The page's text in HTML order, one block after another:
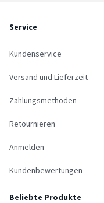
Service
Kundenservice
Versand und Lieferzeit
Zahlungsmethoden
Retournieren
Anmelden
Kundenbewertungen
Beliebte Produkte